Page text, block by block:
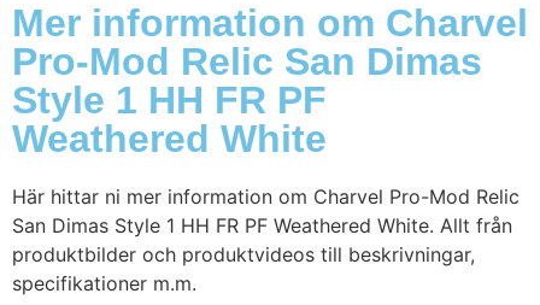
Mer information om Charvel
Pro-Mod Relic San Dimas
Style 1 HH FR PF
Weathered White
Här hittar ni mer information om Charvel Pro-Mod Relic
San Dimas Style 1 HH FR PF Weathered White. Allt från
produktbilder och produktvideos till beskrivningar,
specifikationer m.m.